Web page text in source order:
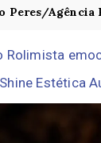
Peres/Agência
Rolimista
Estética